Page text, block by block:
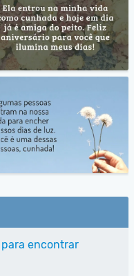
encontrar